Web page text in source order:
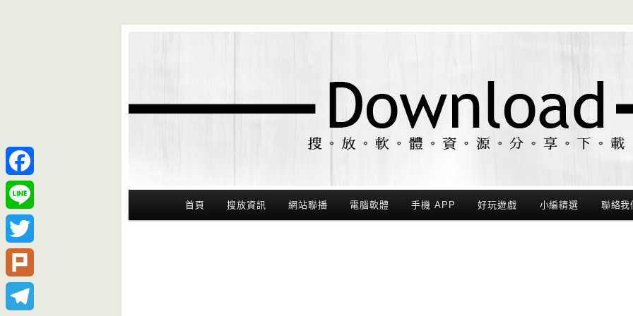
Main Menu
首頁 搜放資訊 網站聯播 電腦軟體 手機 APP 好玩遊戲 小編精選 聯絡我
Facebook
Line
Twitter
Plurk